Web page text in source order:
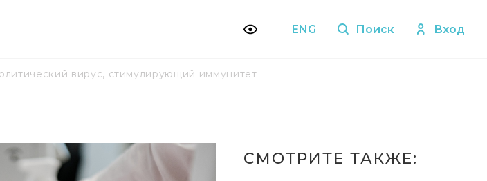
ENG Поиск Вход
вирус, стимулирующий иммунитет
СМОТРИТЕ ТАКЖЕ: